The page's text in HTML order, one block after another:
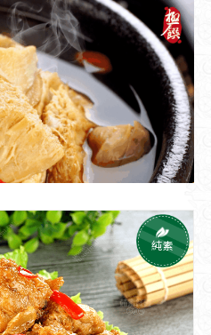
純素